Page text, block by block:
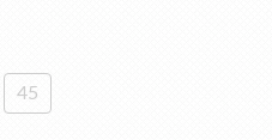
45